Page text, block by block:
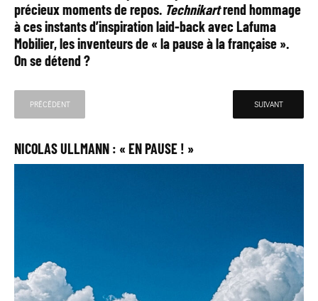
précieux moments de repos. Technikartrend hommage
à ces instants d’inspiration laid-back avec Lafuma
Mobilier, les inventeurs de « la pause à la française ».
On se détend ?
PRÉCÉDENT SUIVANT
NICOLAS ULLMANN : « EN PAUSE ! »